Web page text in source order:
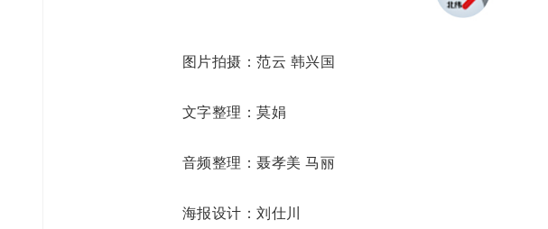
图片拍摄：范云 韩兴国
文字整理：莫娟
音频整理：聂孝美 马丽
海报设计：刘仕川